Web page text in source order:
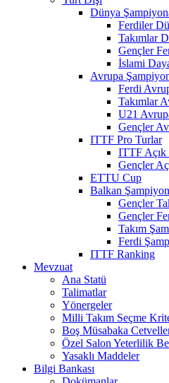
Dünya
Ferdiler
Takımlar
Gençler
İslami
Avrupa
Ferdi
Takımlar
U21
Gençler
ITTF Pro Turlar
ITTF Açık
Gençler
ETTU Cup
Balkan
Gençler
Gençler
Takım
Ferdi
ITTF Ranking
Mevzuat
Ana Statü
Talimatlar
Yönergeler
Milli Takım Seçme
Boş Müsabaka
Özel Salon Yeterlilik
Yasaklı Maddeler
Bilgi Bankası